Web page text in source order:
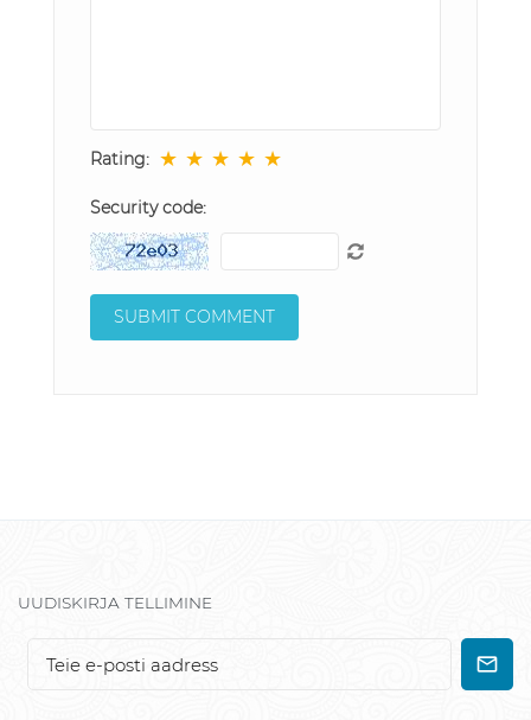
Rating: ★ ★ ★ ★ ★
Security code:
UUDISKIRJA TELLIMINE